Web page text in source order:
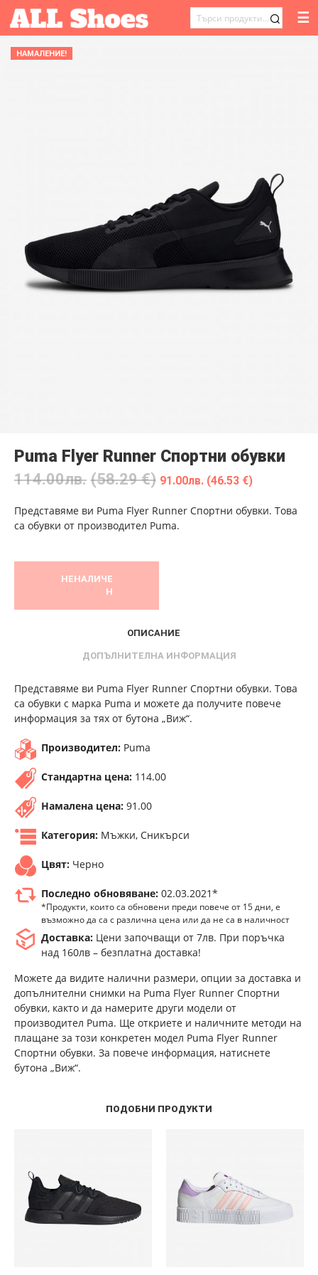
ТЪРСЕНЕ
☰
НАМАЛЕНИЕ!
Puma Flyer Runner Спортни обувки
114.00лв. (58.29 €) 91.00лв. (46.53 €)
Представяме ви Puma Flyer Runner Спортни обувки. Това
са обувки от производител Puma.
НЕНАЛИЧЕ
Н
ОПИСАНИЕ
ДОПЪЛНИТЕЛНА ИНФОРМАЦИЯ
Представяме ви Puma Flyer Runner Спортни обувки. Това
са обувки с марка Puma и можете да получите повече
информация за тях от бутона „Виж“.
Производител: Puma
Стандартна цена: 114.00
Намалена цена: 91.00
Категория: Мъжки, Сникърси
Цвят: Черно
Последно обновяване: 02.03.2021*
*Продукти, които са обновени преди повече от 15 дни, е
възможно да са с различна цена или да не са в наличност
Доставка: Цени започващи от 7лв. При поръчка
над 160лв – безплатна доставка!
Можете да видите налични размери, опции за доставка и
допълнителни снимки на Puma Flyer Runner Спортни
обувки, както и да намерите други модели от
производител Puma. Ще откриете и наличните методи на
плащане за този конкретен модел Puma Flyer Runner
Спортни обувки. За повече информация, натиснете
бутона „Виж“.
ПОДОБНИ ПРОДУКТИ